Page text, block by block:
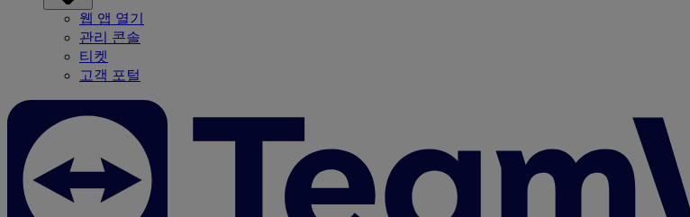
웹 앱 열기
관리 콘솔
티켓
고객 포털